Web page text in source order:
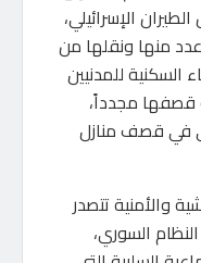
الإسرائيلي،
منها ونقلها من
السكنية للمدنيين
قصفها مجدداً،
في قصف منازل
والأمنية تتصدر
السوري،